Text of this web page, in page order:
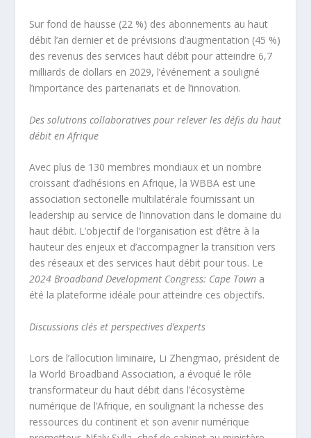
Sur fond de hausse (22 %) des abonnements au haut
débit l’an dernier et de prévisions d’augmentation (45 %)
des revenus des services haut débit pour atteindre 6,7
milliards de dollars en 2029, l’événement a souligné
l’importance des partenariats et de l’innovation.
Des solutions collaboratives pour relever les défis du haut
débit en Afrique
Avec plus de 130 membres mondiaux et un nombre
croissant d’adhésions en Afrique, la WBBA est une
association sectorielle multilatérale fournissant un
leadership au service de l’innovation dans le domaine du
haut débit. L’objectif de l’organisation est d’être à la
hauteur des enjeux et d’accompagner la transition vers
des réseaux et des services haut débit pour tous. Le
2024 Broadband Development Congress: Cape Town a
été la plateforme idéale pour atteindre ces objectifs.
Discussions clés et perspectives d’experts
Lors de l’allocution liminaire, Li Zhengmao, président de
la World Broadband Association, a évoqué le rôle
transformateur du haut débit dans l’écosystème
numérique de l’Afrique, en soulignant la richesse des
ressources du continent et son avenir numérique